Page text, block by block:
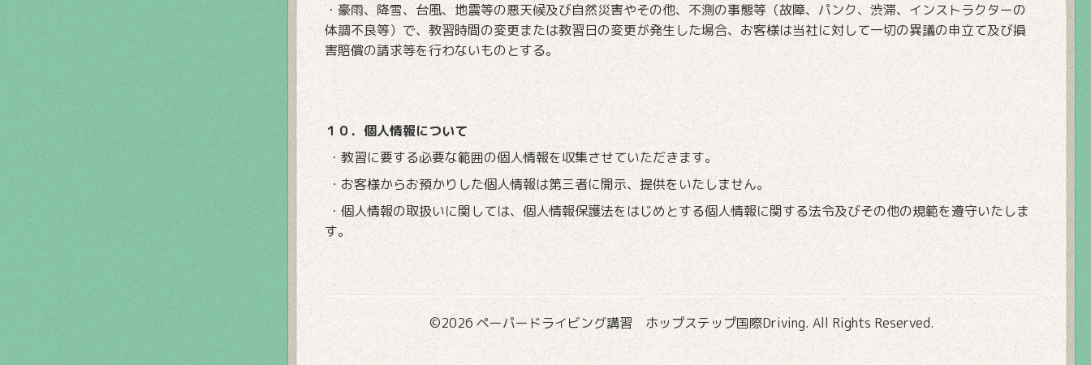
・豪雨、降雪、台風、地震等の悪天候及び自然災害やその他、不測の事態等（故障、パンク、渋滞、インストラクターの
体調不良等）で、教習時間の変更または教習日の変更が発生した場合、お客様は当社に対して一切の異議の申立て及び損
害賠償の請求等を行わないものとする。
１０．個人情報について
・教習に要する必要な範囲の個人情報を収集させていただきます。
・お客様からお預かりした個人情報は第三者に開示、提供をいたしません。
・個人情報の取扱いに関しては、個人情報保護法をはじめとする個人情報に関する法令及びその他の規範を遵守いたしま
す。
©2026 ペーパードライビング講習 ホップステップ国際Driving. All Rights Reserved.